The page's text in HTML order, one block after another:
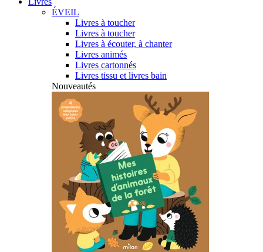
ÉVEIL
Livres à toucher
Livres à toucher
Livres à écouter, à chanter
Livres animés
Livres cartonnés
Livres tissu et livres bain
Nouveautés